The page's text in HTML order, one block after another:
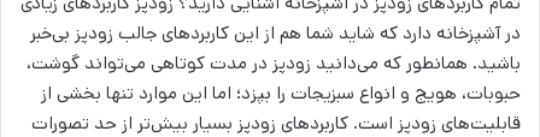
در آشپزخانه دارد که شاید شما هم از این کاربردهای جالب زودپز بی‌خبر
باشید. همانطور که می‌دانید زودپز در مدت کوتاهی می‌تواند گوشت،
حبوبات، هویج و انواع سبزیجات را بپزد؛ اما این موارد تنها بخشی از
قابلیت‌های زودپز است. کاربردهای زودپز بسیار بیش‌تر از حد تصورات